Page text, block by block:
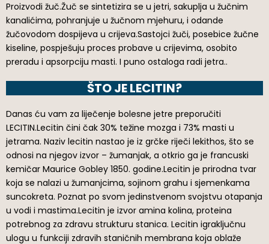
Proizvodi žuč.Žuč se sintetizira se u jetri, sakuplja u žučnim
kanalićima, pohranjuje u žučnom mjehuru, i odande
žučovodom dospijeva u crijeva.Sastojci žuči, posebice žučne
kiseline, pospješuju proces probave u crijevima, osobito
preradu i apsorpciju masti. I puno ostaloga radi jetra..
ŠTO JE LECITIN?
Danas ću vam za liječenje bolesne jetre preporučiti
LECITIN.Lecitin čini čak 30% težine mozga i 73% masti u
jetrama. Naziv lecitin nastao je iz grčke riječi lekithos, što se
odnosi na njegov izvor – žumanjak, a otkrio ga je francuski
kemičar Maurice Gobley 1850. godine.Lecitin je prirodna tvar
koja se nalazi u žumanjcima, sojinom grahu i sjemenkama
suncokreta. Poznat po svom jedinstvenom svojstvu otapanja
u vodi i mastima.Lecitin je izvor amina kolina, proteina
potrebnog za zdravu strukturu stanica. Lecitin igraključnu
ulogu u funkciji zdravih staničnih membrana koja oblaže